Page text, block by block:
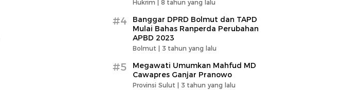
Hukrim | 8 tahun yang lalu
#4
Banggar DPRD Bolmut dan TAPD
Mulai Bahas Ranperda Perubahan
APBD 2023
Bolmut | 3 tahun yang lalu
#5
Megawati Umumkan Mahfud MD
Cawapres Ganjar Pranowo
Provinsi Sulut | 3 tahun yang lalu